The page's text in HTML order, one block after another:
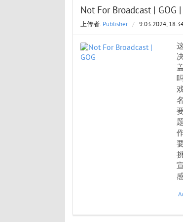
Not For Broadcast | GOG
上传者: Publisher / 9.03.2024,